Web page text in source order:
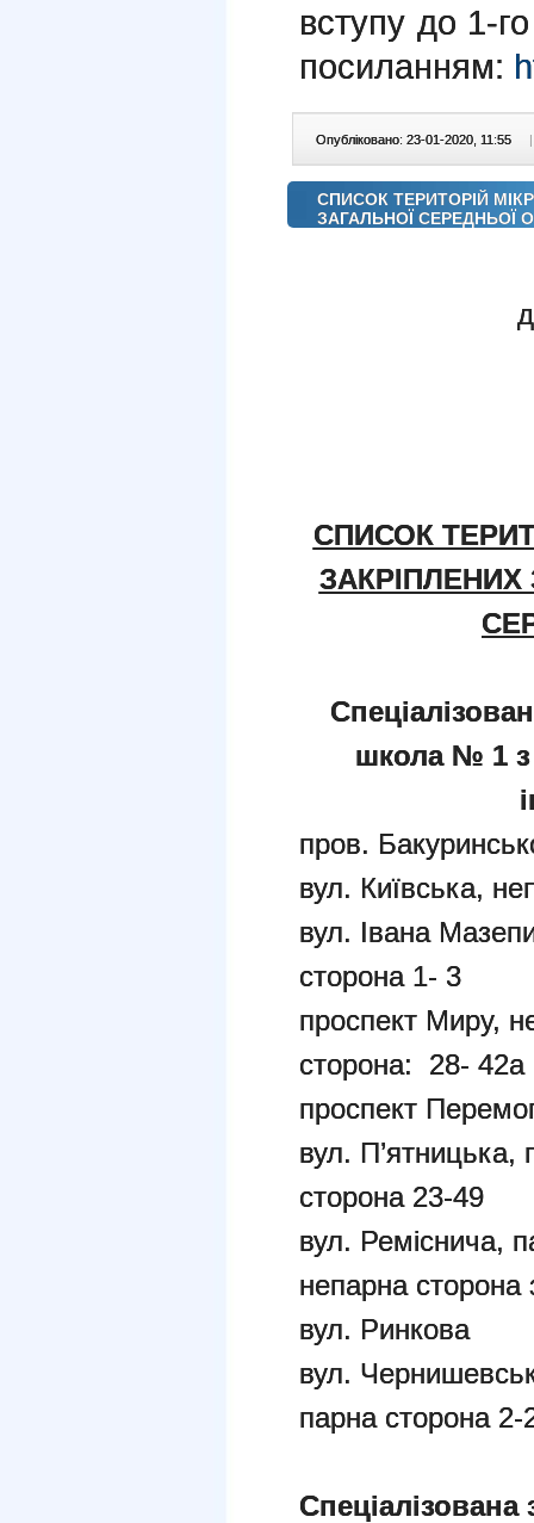
вступу до 1-
посиланням:
Опубліковано: 23-01-2020, 11:55 |
СПИСОК ТЕРИТОРІЙ
ЗАГАЛЬНОЇ СЕРЕДНЬОЇ
СПИСОК
школа № 1 з
пров.
вул. Київська,
вул. Івана
сторона 1- 3
проспект Миру,
сторона: 28- 42а
проспект
вул. П’ятницька,
сторона 23-49
вул. Реміснича,
непарна сторона
вул. Ринкова
вул.
парна сторона 2-